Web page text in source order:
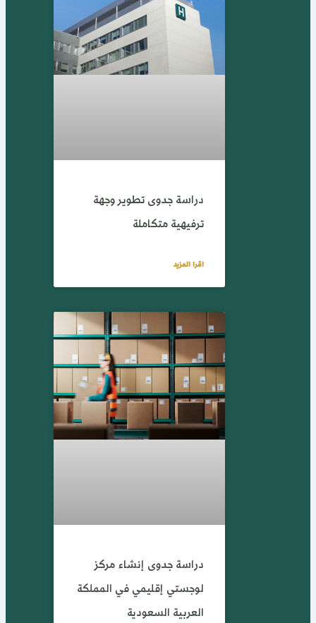
دراسة جدوى تطوير وجهة
ترفيهية متكاملة
اقرا المزيد
دراسة جدوى إنشاء مركز
لوجستي إقليمي في المملكة
العربية السعودية